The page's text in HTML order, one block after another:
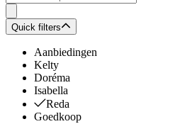
Quick filters
Aanbiedingen
Kelty
Doréma
Isabella
Reda
Goedkoop